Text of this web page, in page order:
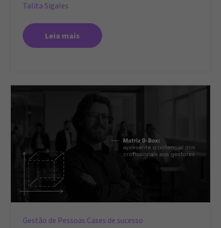
Talita Sigales
Leia mais
Gestão de Pessoas Cases de sucesso